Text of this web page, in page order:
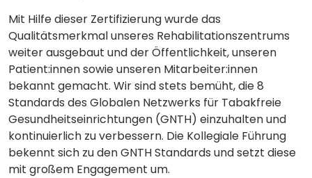
Mit Hilfe dieser Zertifizierung wurde das
Qualitätsmerkmal unseres Rehabilitationszentrums
weiter ausgebaut und der Öffentlichkeit, unseren
Patient:innen sowie unseren Mitarbeiter:innen
bekannt gemacht. Wir sind stets bemüht, die 8
Standards des Globalen Netzwerks für Tabakfreie
Gesundheitseinrichtungen (GNTH) einzuhalten und
kontinuierlich zu verbessern. Die Kollegiale Führung
bekennt sich zu den GNTH Standards und setzt diese
mit großem Engagement um.